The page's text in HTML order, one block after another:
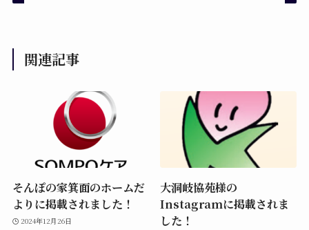
関連記事
そんぽの家箕面のホームだ
よりに掲載されました！
2024年12月26日
大洞岐協苑様の
Instagramに掲載されま
した！